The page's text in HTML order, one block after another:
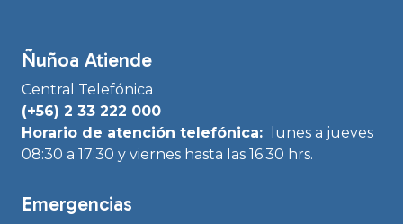
Ñuñoa Atiende
Central Telefónica
(+56) 2 33 222 000
Horario de atención telefónica:
lunes a jueves
08:30 a 17:30 y viernes hasta las 16:30 hrs.
Emergencias